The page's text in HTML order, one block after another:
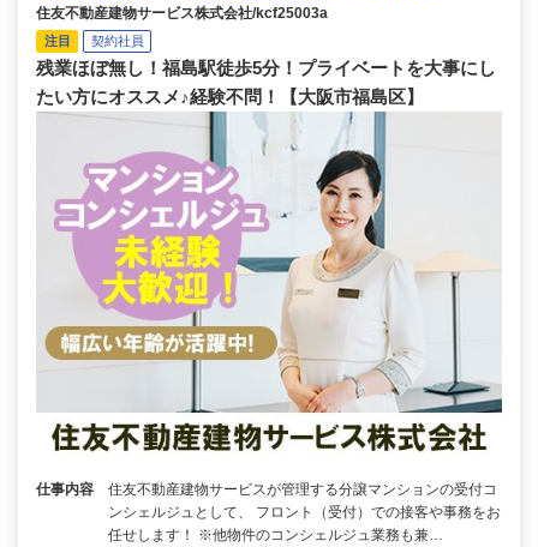
住友不動産建物サービス株式会社/kcf25003a
注目 契約社員
残業ほぼ無し！福島駅徒歩5分！プライベートを大事にし
たい方にオススメ♪経験不問！【大阪市福島区】
仕事内容
住友不動産建物サービスが管理する分譲マンションの受付コ
ンシェルジュとして、 フロント（受付）での接客や事務をお
任せします！ ※他物件のコンシェルジュ業務も兼…